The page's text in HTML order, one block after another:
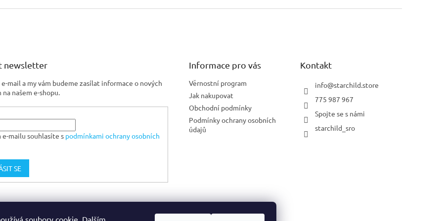
soubory cookie. Dalším
newsletter
mail a my vám budeme zasílat informace o nových
našem e-shopu.
mailu souhlasíte s podmínkami ochrany osobních
SE
Informace pro vás
Věrnostní program
Jak nakupovat
Obchodní podmínky
Podmínky ochrany osobních
údajů
Kontakt
info@starchild.store
775 987 967
Spojte se s námi
starchild_sro